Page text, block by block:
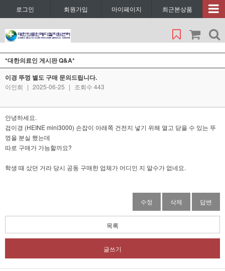
로그인 회원가입 마이페이지 최근본상품
*대한의료인 게시판 Q&A*
이경 뚜껑 별도 구매 문의드립니다.
이인희 | 2025-06-25 | 조회수 443
안녕하세요.
검이경 (HEINE mini3000) 손잡이 아래쪽 건전지 넣기 위해 열고 닫을 수 있는 뚜
껑을 분실 했는데
따로 구매가 가능할까요?
학생 때 샀던 거라 당시 공동 구매한 업체가 어디인 지 알수가 없네요.
수정 삭제 답변
목록
글쓰기